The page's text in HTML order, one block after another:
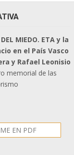
MIEDO. ETA y la
en el País Vasco
y Rafael Leonisio
memorial de las
EN PDF